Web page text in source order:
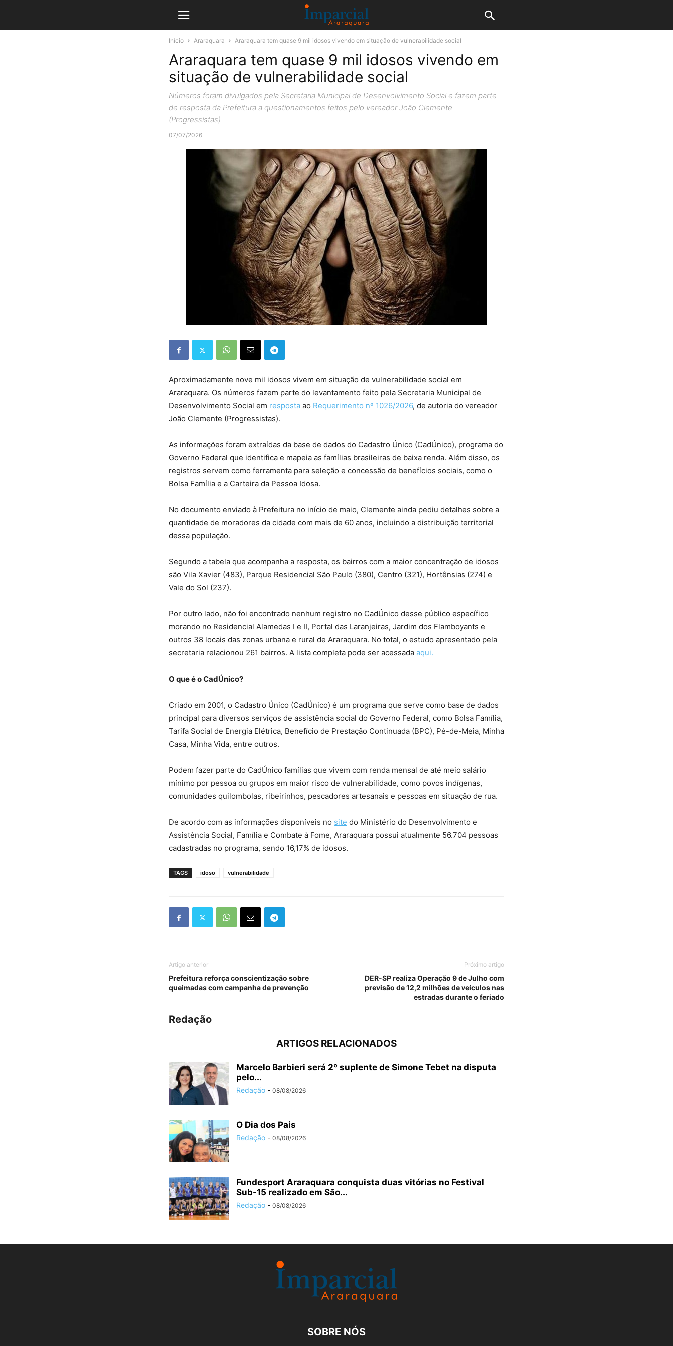
Início Araraquara Araraquara tem quase 9 mil idosos vivendo em situação de vulnerabilidade social
Araraquara tem quase 9 mil idosos vivendo em
situação de vulnerabilidade social
Números foram divulgados pela Secretaria Municipal de Desenvolvimento Social e fazem parte
de resposta da Prefeitura a questionamentos feitos pelo vereador João Clemente
(Progressistas)
07/07/2026
Aproximadamente nove mil idosos vivem em situação de vulnerabilidade social em
Araraquara. Os números fazem parte do levantamento feito pela Secretaria Municipal de
Desenvolvimento Social em resposta ao Requerimento nº 1026/2026, de autoria do vereador
João Clemente (Progressistas).
As informações foram extraídas da base de dados do Cadastro Único (CadÚnico), programa do
Governo Federal que identifica e mapeia as famílias brasileiras de baixa renda. Além disso, os
registros servem como ferramenta para seleção e concessão de benefícios sociais, como o
Bolsa Família e a Carteira da Pessoa Idosa.
No documento enviado à Prefeitura no início de maio, Clemente ainda pediu detalhes sobre a
quantidade de moradores da cidade com mais de 60 anos, incluindo a distribuição territorial
dessa população.
Segundo a tabela que acompanha a resposta, os bairros com a maior concentração de idosos
são Vila Xavier (483), Parque Residencial São Paulo (380), Centro (321), Hortênsias (274) e
Vale do Sol (237).
Por outro lado, não foi encontrado nenhum registro no CadÚnico desse público específico
morando no Residencial Alamedas I e II, Portal das Laranjeiras, Jardim dos Flamboyants e
outros 38 locais das zonas urbana e rural de Araraquara. No total, o estudo apresentado pela
secretaria relacionou 261 bairros. A lista completa pode ser acessada aqui.
O que é o CadÚnico?
Criado em 2001, o Cadastro Único (CadÚnico) é um programa que serve como base de dados
principal para diversos serviços de assistência social do Governo Federal, como Bolsa Família,
Tarifa Social de Energia Elétrica, Benefício de Prestação Continuada (BPC), Pé-de-Meia, Minha
Casa, Minha Vida, entre outros.
Podem fazer parte do CadÚnico famílias que vivem com renda mensal de até meio salário
mínimo por pessoa ou grupos em maior risco de vulnerabilidade, como povos indígenas,
comunidades quilombolas, ribeirinhos, pescadores artesanais e pessoas em situação de rua.
De acordo com as informações disponíveis no site do Ministério do Desenvolvimento e
Assistência Social, Família e Combate à Fome, Araraquara possui atualmente 56.704 pessoas
cadastradas no programa, sendo 16,17% de idosos.
TAGS idoso vulnerabilidade
Artigo anterior
Prefeitura reforça conscientização sobre
queimadas com campanha de prevenção
Próximo artigo
DER-SP realiza Operação 9 de Julho com
previsão de 12,2 milhões de veículos nas
estradas durante o feriado
Redação
ARTIGOS RELACIONADOS
Marcelo Barbieri será 2º suplente de Simone Tebet na disputa
pelo...
Redação - 08/08/2026
O Dia dos Pais
Redação - 08/08/2026
Fundesport Araraquara conquista duas vitórias no Festival
Sub-15 realizado em São...
Redação - 08/08/2026
SOBRE NÓS